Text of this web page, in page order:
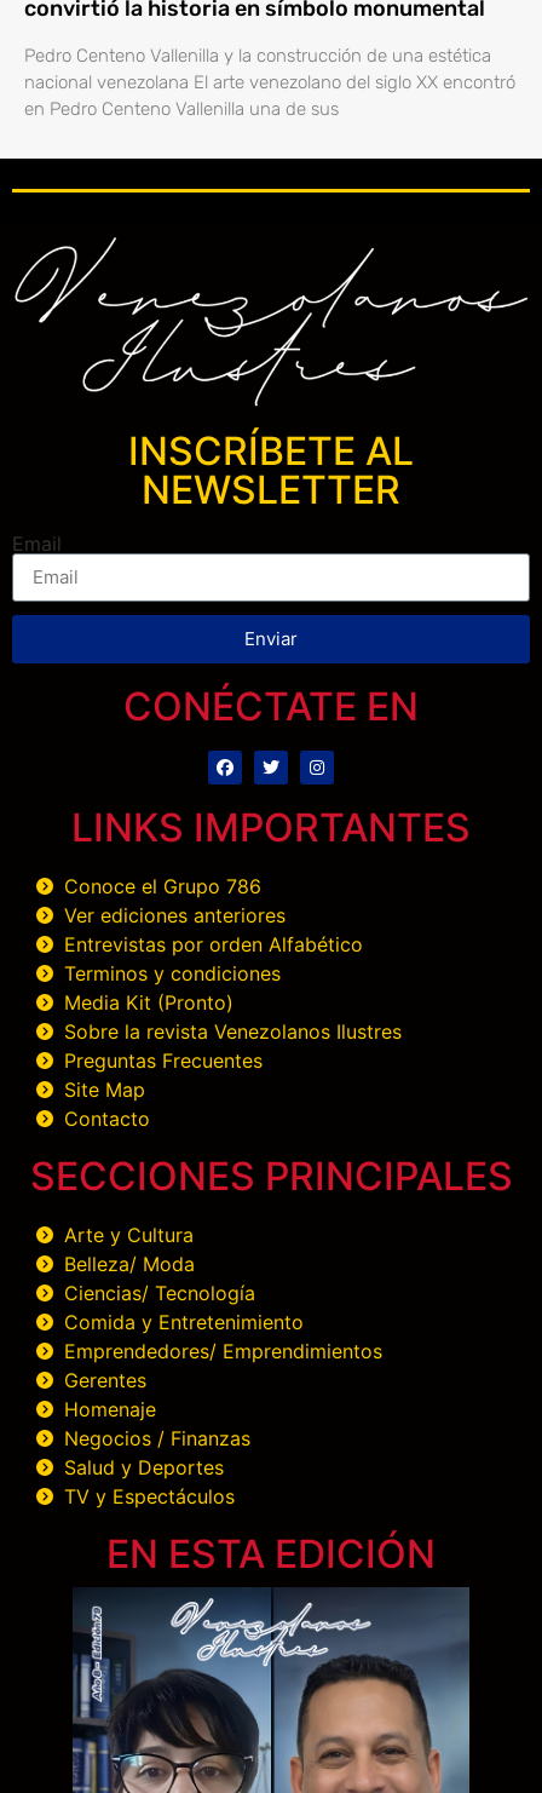
convirtió la historia en símbolo monumental
Pedro Centeno Vallenilla y la construcción de una estética
nacional venezolana El arte venezolano del siglo XX encontró
en Pedro Centeno Vallenilla una de sus
INSCRÍBETE AL
NEWSLETTER
Email
Enviar
CONÉCTATE EN
LINKS IMPORTANTES
Conoce el Grupo 786
Ver ediciones anteriores
Entrevistas por orden Alfabético
Terminos y condiciones
Media Kit (Pronto)
Sobre la revista Venezolanos Ilustres
Preguntas Frecuentes
Site Map
Contacto
SECCIONES PRINCIPALES
Arte y Cultura
Belleza/ Moda
Ciencias/ Tecnología
Comida y Entretenimiento
Emprendedores/ Emprendimientos
Gerentes
Homenaje
Negocios / Finanzas
Salud y Deportes
TV y Espectáculos
EN ESTA EDICIÓN